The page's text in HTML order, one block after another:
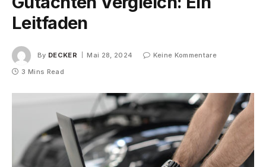
Leitfaden
By DECKER Mai 28, 2024
Keine Kommentare
3 Mins Read